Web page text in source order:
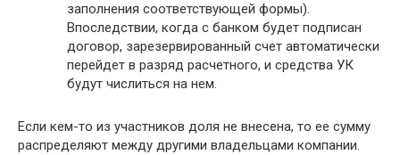
заполнения соответствующей формы).
Впоследствии, когда с банком будет подписан
договор, зарезервированный счет автоматически
перейдет в разряд расчетного, и средства УК
будут числиться на нем.
Если кем-то из участников доля не внесена, то ее сумму
распределяют между другими владельцами компании.